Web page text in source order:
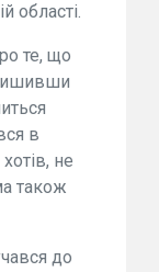
області.
те, що
в
не
також
до